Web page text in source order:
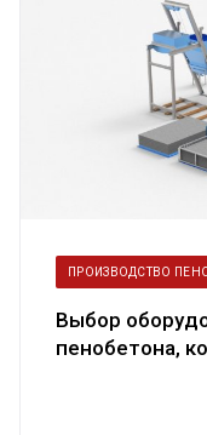
ПРОИЗВОДСТВО
Выбор
пенобетона,